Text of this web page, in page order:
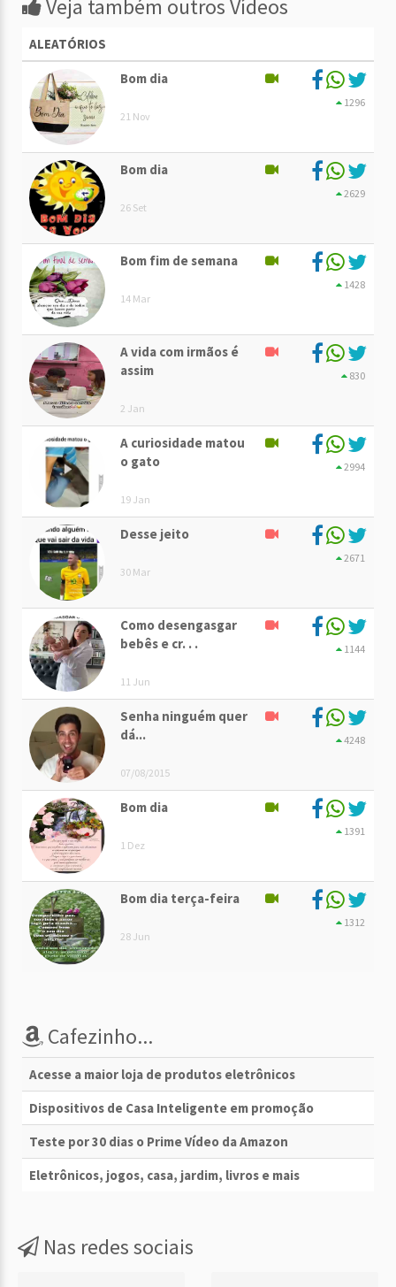
Veja também outros Vídeos
ALEATÓRIOS
Bom dia
21 Nov
1296
Bom dia
26 Set
2629
Bom fim de semana
14 Mar
1428
A vida com irmãos é
assim
2 Jan
830
A curiosidade matou
o gato
19 Jan
2994
Desse jeito
30 Mar
2671
Como desengasgar
bebês e cr. . .
11 Jun
1144
Senha ninguém quer
dá...
07/08/2015
4248
Bom dia
1 Dez
1391
Bom dia terça-feira
28 Jun
1312
Cafezinho...
Acesse a maior loja de produtos eletrônicos
Dispositivos de Casa Inteligente em promoção
Teste por 30 dias o Prime Vídeo da Amazon
Eletrônicos, jogos, casa, jardim, livros e mais
Nas redes sociais